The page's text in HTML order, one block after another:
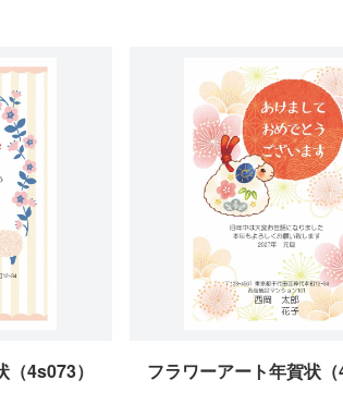
4s073） フラワーアート年賀状（